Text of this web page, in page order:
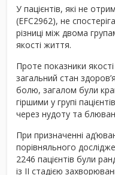
У пацієнтів, які не
(EFC2962), не
різниці між двома
якості життя.
Проте показники
загальний стан
болю, загалом були
гіршими у групі
через нудоту та
При призначенні
порівняльного
2246 пацієнтів були
із II стадією